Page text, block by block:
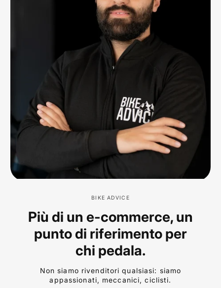
BIKE ADVICE
Più di un e-commerce, un
punto di riferimento per
chi pedala.
Non siamo rivenditori qualsiasi: siamo
appassionati, meccanici, ciclisti.